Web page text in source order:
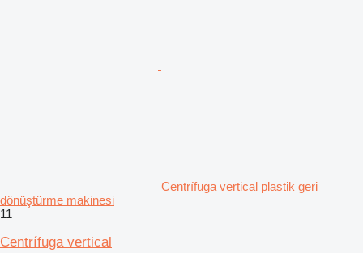
Centrífuga vertical plastik geri
dönüştürme makinesi
11
Centrífuga vertical